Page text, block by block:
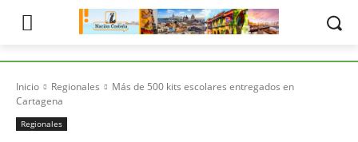
Inicio Regionales
Más de 500 kits escolares entregados en
Cartagena
Regionales